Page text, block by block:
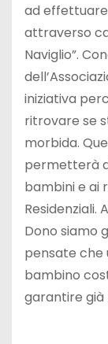
ad
attraverso
Naviglio”.
iniziativa
ritrovare se
morbida.
permetterà
bambini e ai
Dono siamo
pensate che
bambino
garantire già